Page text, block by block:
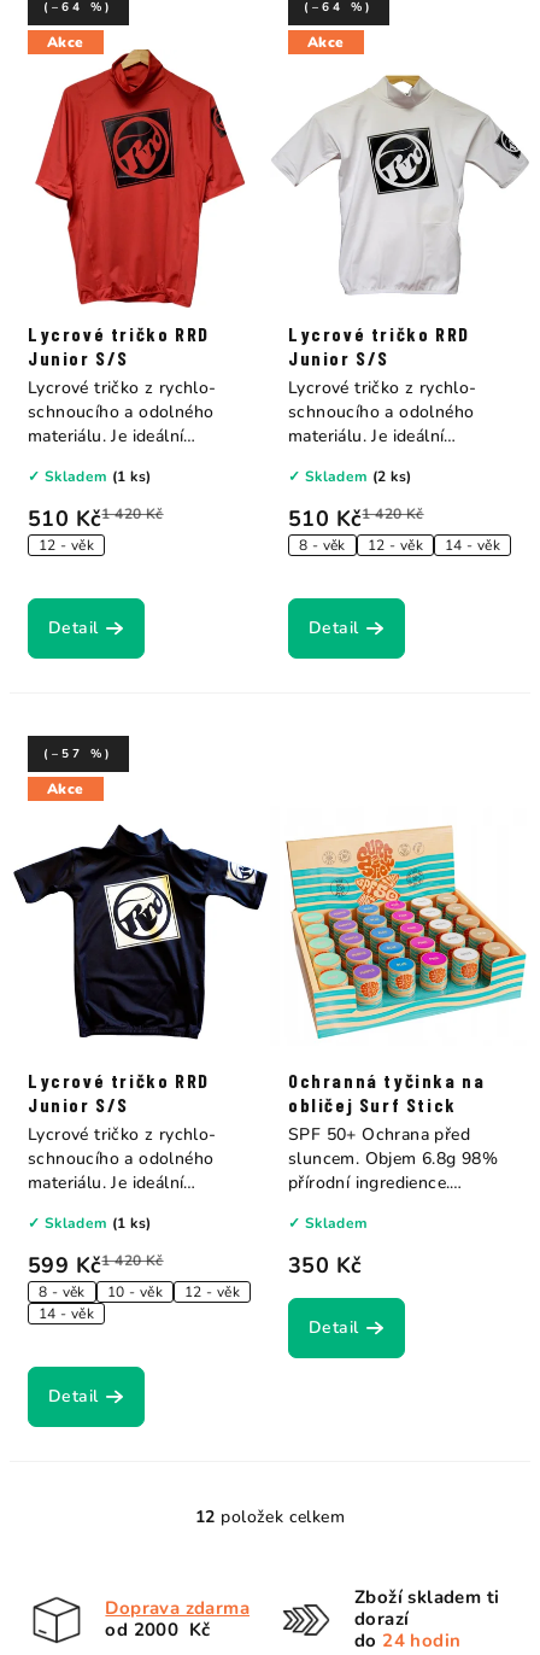
Akce
Lycrové tričko RRD
Junior S/S
510 Kč1 420 Kč
(–64 %)
12 - věk
✓ Skladem (1 ks)
Detail
Lycrové tričko z rychlo-
schnoucího a odolného
materiálu. Je ideální
Akce
Lycrové tričko RRD
Junior S/S
510 Kč1 420 Kč
(–64 %)
8 - věk 12 - věk 14 - věk
✓ Skladem (2 ks)
Detail
Lycrové tričko z rychlo-
schnoucího a odolného
materiálu. Je ideální
Akce
Lycrové tričko RRD
Junior S/S
599 Kč1 420 Kč
(–57 %)
8 - věk 10 - věk
12 - věk
14 - věk
✓ Skladem (1 ks)
Detail
Lycrové tričko z rychlo-
schnoucího a odolného
materiálu. Je ideální
Ochranná tyčinka na
obličej Surf Stick
350 Kč
✓ Skladem
Detail
SPF 50+ Ochrana před
sluncem. Objem 6.8g 98%
přírodní ingredience.
O
12 položek celkem
Doprava zdarma
od 2000 Kč
Zboží skladem ti
dorazí
do 24 hodin